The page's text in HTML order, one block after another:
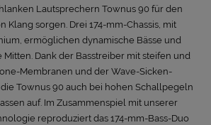
Lautsprechern Townus 90 für den
Klang sorgen. Drei 174-mm-Chassis, mit
ermöglichen dynamische Bässe und
Dank der Basstreiber mit steifen und
Membranen und der Wave-Sicken-
Townus 90 auch bei hohen Schallpegeln
auf. Im Zusammenspiel mit unserer
reproduziert das 174-mm-Bass-Duo